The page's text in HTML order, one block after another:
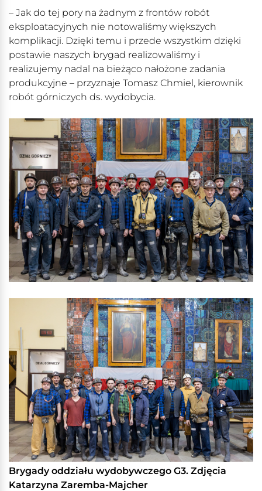
– Jak do tej pory na żadnym z frontów robót
eksploatacyjnych nie notowaliśmy większych
komplikacji. Dzięki temu i przede wszystkim dzięki
postawie naszych brygad realizowaliśmy i
realizujemy nadal na bieżąco nałożone zadania
produkcyjne – przyznaje Tomasz Chmiel, kierownik
robót górniczych ds. wydobycia.
Brygady oddziału wydobywczego G3. Zdjęcia
Katarzyna Zaremba-Majcher